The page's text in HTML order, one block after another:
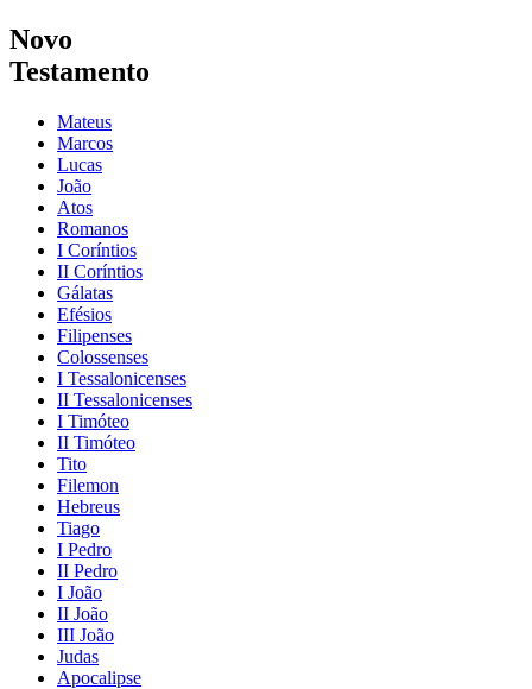
Novo
Testamento
Mateus
Marcos
Lucas
João
Atos
Romanos
I Coríntios
II Coríntios
Gálatas
Efésios
Filipenses
Colossenses
I Tessalonicenses
II Tessalonicenses
I Timóteo
II Timóteo
Tito
Filemon
Hebreus
Tiago
I Pedro
II Pedro
I João
II João
III João
Judas
Apocalipse